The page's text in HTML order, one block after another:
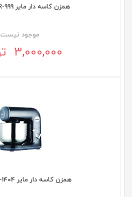
همزن کاسه دار مایر MAIER MR-999
موجود نيست
3,000,000 تومان
همزن کاسه دار مایر MAIER Mr-1404